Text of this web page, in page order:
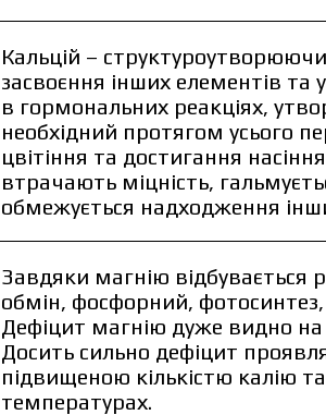
Кальцій –
засвоєння інших елементів та
в гормональних реакціях,
необхідний протягом усього
цвітіння та достигання
втрачають міцність,
обмежується надходження
Завдяки магнію відбувається
обмін, фосфорний, фотосинтез,
Дефіцит магнію дуже видно
Досить сильно дефіцит
підвищеною кількістю калію
температурах.